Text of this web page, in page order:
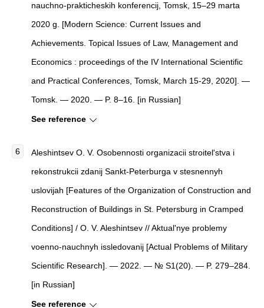
nauchno-prakticheskih konferencij, Tomsk, 15–29 marta
2020 g. [Modern Science: Current Issues and
Achievements. Topical Issues of Law, Management and
Economics : proceedings of the IV International Scientific
and Practical Conferences, Tomsk, March 15-29, 2020]. —
Tomsk. — 2020. — P. 8–16. [in Russian]
See reference
Aleshintsev O. V. Osobennosti organizacii stroitel'stva i
rekonstrukcii zdanij Sankt-Peterburga v stesnennyh
uslovijah [Features of the Organization of Construction and
Reconstruction of Buildings in St. Petersburg in Cramped
Conditions] / O. V. Aleshintsev // Aktual'nye problemy
voenno-nauchnyh issledovanij [Actual Problems of Military
Scientific Research]. — 2022. — № S1(20). — P. 279–284.
[in Russian]
See reference